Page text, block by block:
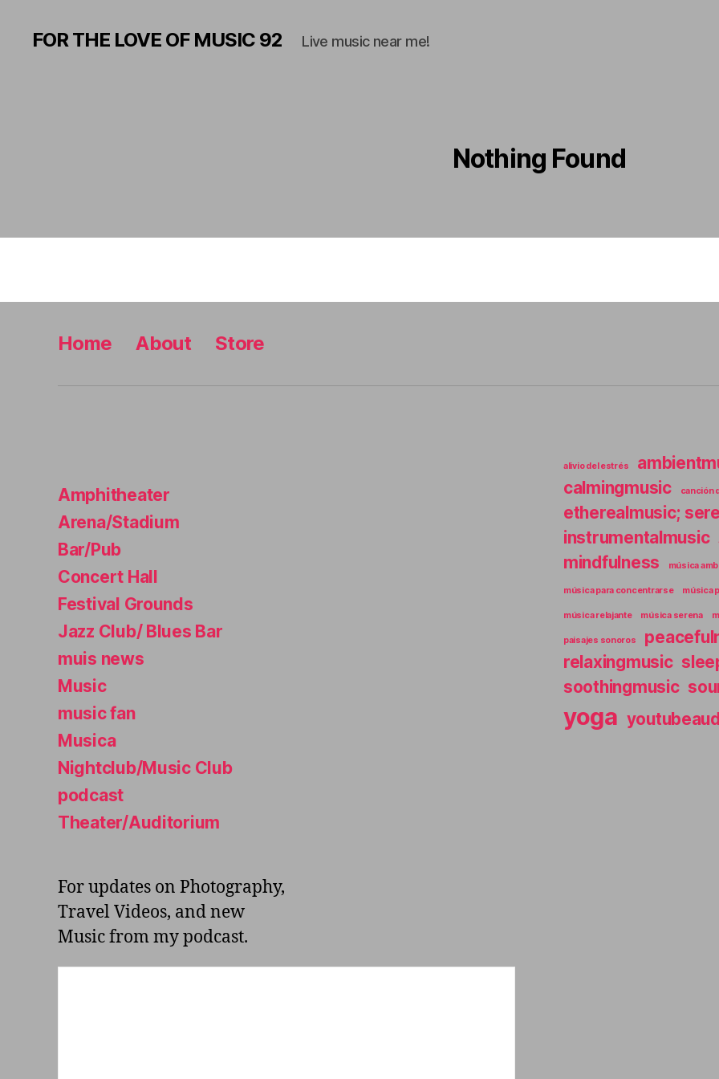
FOR THE LOVE OF MUSIC 92 Live music near me!
Nothing Found
Home About Store
Amphitheater
Arena/Stadium
Bar/Pub
Concert Hall
Festival Grounds
Jazz Club/ Blues Bar
muis news
Music
music fan
Musica
Nightclub/Music Club
podcast
Theater/Auditorium
For updates on Photography,
Travel Videos, and new
Music from my podcast.
alivio del estrés
calmingmusic
canción
etherealmusic;
instrumentalmusic
mindfulness
música
música para concentrarse música
música relajante música serena
paisajes sonoros
relaxingmusic
soothingmusic
yoga